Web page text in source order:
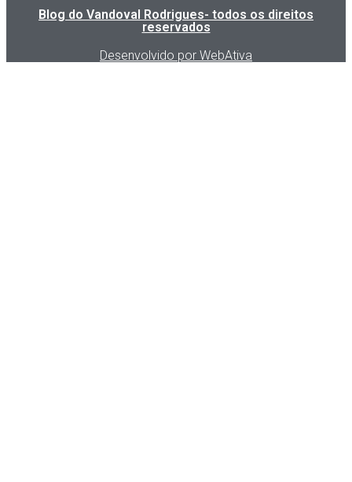
Blog do Vandoval Rodrigues- todos os direitos
reservados
Desenvolvido por WebAtiva